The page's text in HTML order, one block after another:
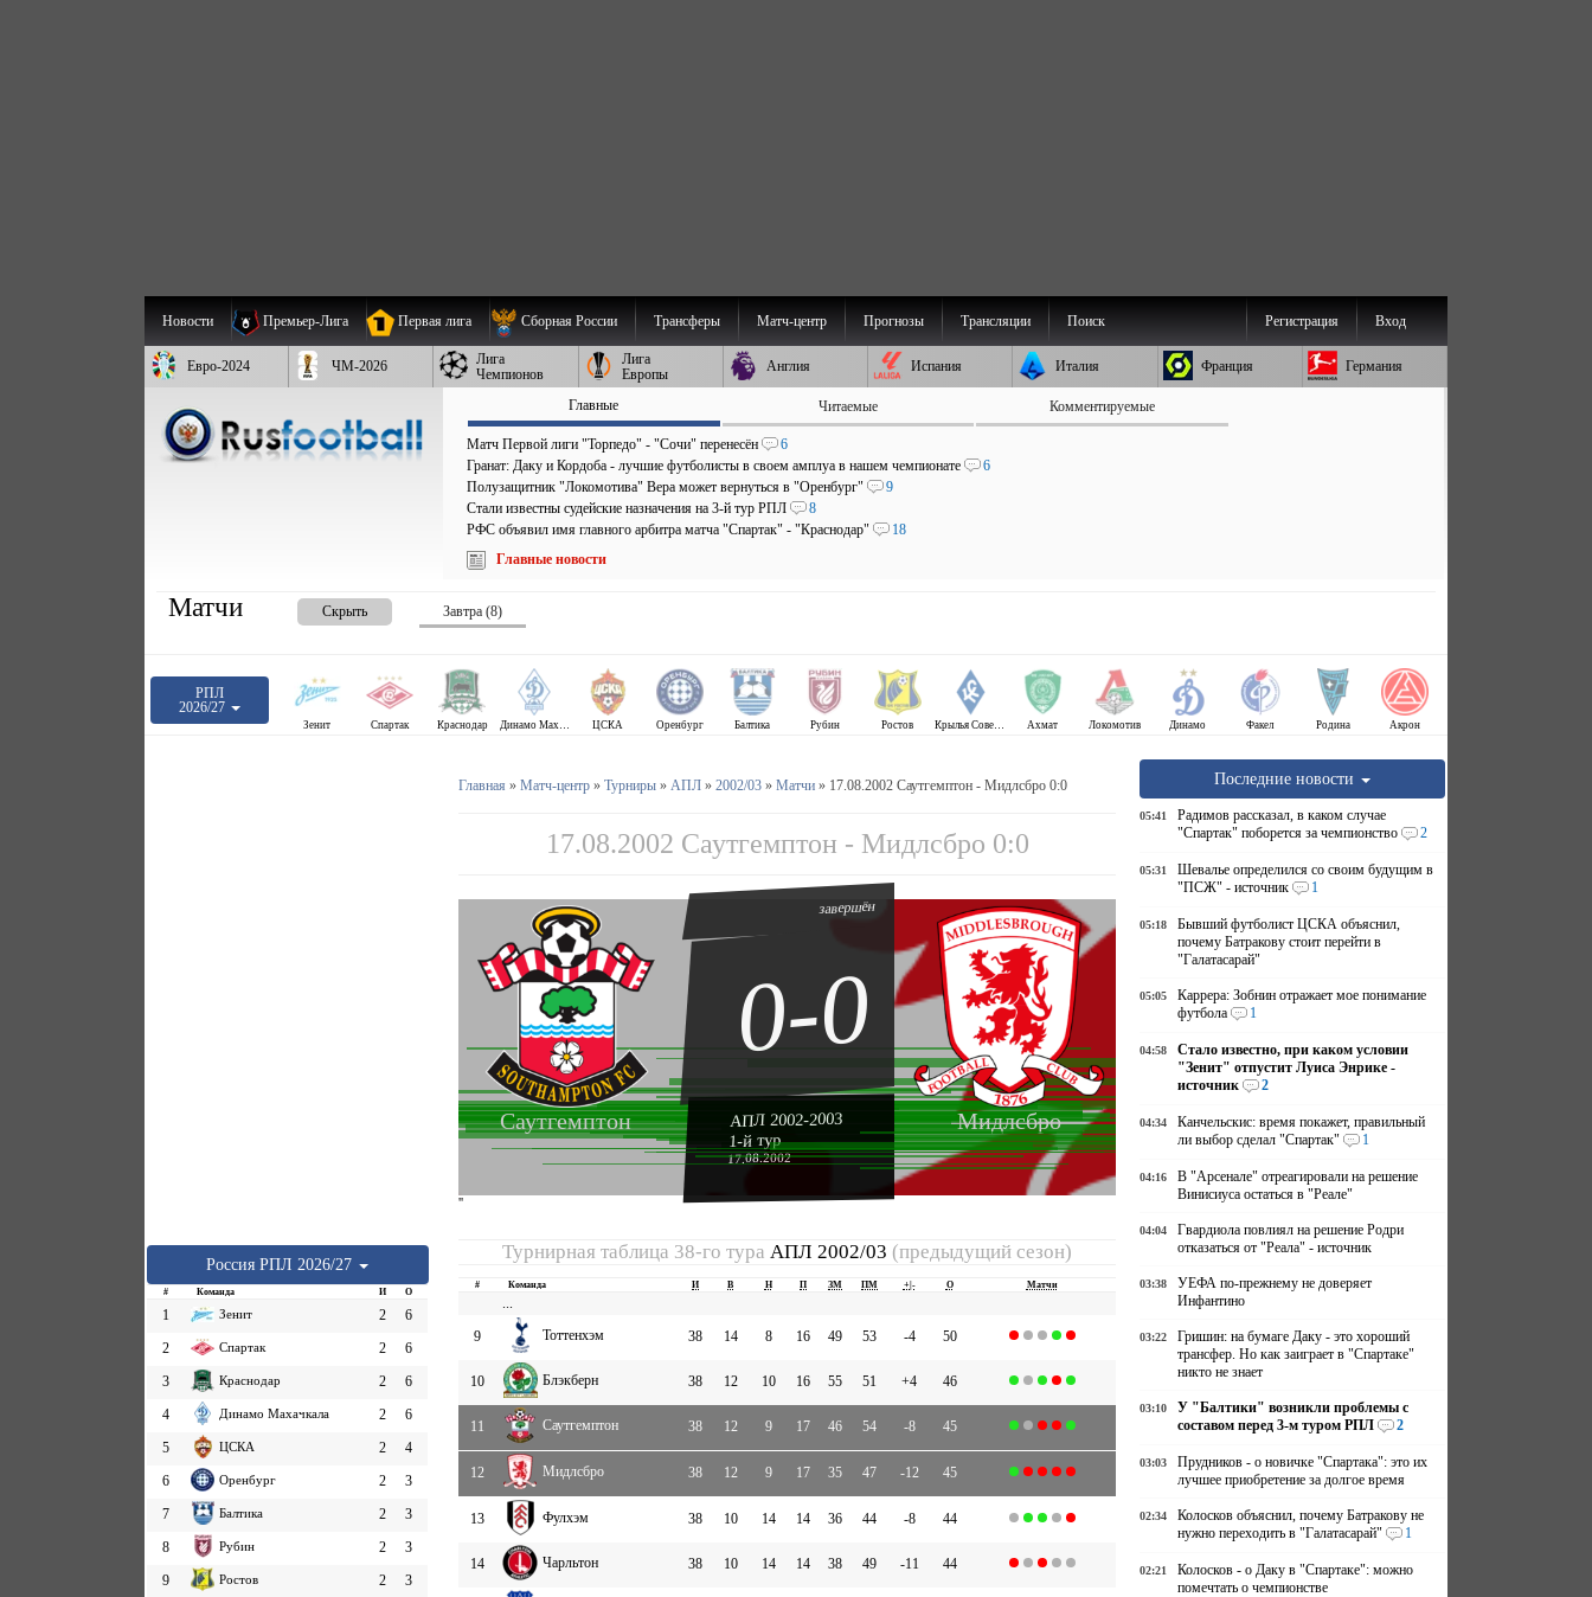
Новости Премьер-Лига Первая лига Сборная России Трансферы Матч-центр Прогнозы Трансляции Поиск Вход
Регистрация
Евро-2024 ЧМ-2026
Лига
Чемпионов
Лига
Европы
Англия Испания Италия Франция Германия
Главные Читаемые Комментируемые
Матч Первой лиги "Торпедо" - "Сочи" перенесён
6
Гранат: Даку и Кордоба - лучшие футболисты в своем амплуа в нашем чемпионате
6
Полузащитник "Локомотива" Вера может вернуться в "Оренбург"
9
Стали известны судейские назначения на 3-й тур РПЛ
8
РФС объявил имя главного арбитра матча "Спартак" - "Краснодар"
18
Главные новости
Матчи Скрыть Завтра (8)
РПЛ
2026/27
Зенит Спартак Краснодар Динамо Махачкала ЦСКА Оренбург Балтика Рубин Ростов Крылья Советов Ахмат Локомотив Динамо Факел Родина Акрон
Россия РПЛ 2026/27
# Команда И О
1 Зенит 2
6
2
Спартак 2
6
3
Краснодар 2
6
4
Динамо Махачкала 2
6
5
ЦСКА 2
4
6
Оренбург 2
3
7
Балтика 2
3
8
Рубин 2
3
9
Ростов 2
3
Главная » Матч-центр» Турниры» АПЛ» 2002/03» Матчи» 17.08.2002 Саутгемптон - Мидлсбро 0:0
17.08.2002 Саутгемптон - Мидлсбро 0:0
Саутгемптон Мидлсбро
завершён
0-0
АПЛ 2002-2003
1-й тур
17.08.2002
''
Турнирная таблица 38-го тураАПЛ 2002/03 (предыдущий сезон)
# Команда И В Н П ЗМ ПМ +|- О Матчи
...
9
Тоттенхэм 38 14 8 16 49 53 -4 50
10 Блэкберн 38 12 10 16 55 51 +4 46
11 Саутгемптон 38 12 9 17 46 54 -8 45
12 Мидлсбро 38 12 9 17 35 47 -12 45
13 Фулхэм 38 10 14 14 36 44 -8 44
14 Чарльтон 38 10 14 14 38 49 -11 44
Последние новости
05:41
Радимов рассказал, в каком случае
"Спартак" поборется за чемпионство
2
05:31
Шевалье определился со своим будущим в
"ПСЖ" - источник
1
05:18
Бывший футболист ЦСКА объяснил,
почему Батракову стоит перейти в
"Галатасарай"
05:05
Каррера: Зобнин отражает мое понимание
футбола
1
04:58
Стало известно, при каком условии
"Зенит" отпустит Луиса Энрике -
источник
2
04:34
Канчельскис: время покажет, правильный
ли выбор сделал "Спартак"
1
04:16
В "Арсенале" отреагировали на решение
Винисиуса остаться в "Реале"
04:04
Гвардиола повлиял на решение Родри
отказаться от "Реала" - источник
03:38
УЕФА по-прежнему не доверяет
Инфантино
03:22
Гришин: на бумаге Даку - это хороший
трансфер. Но как заиграет в "Спартаке"
никто не знает
03:10
У "Балтики" возникли проблемы с
составом перед 3-м туром РПЛ
2
03:03
Прудников - о новичке "Спартака": это их
лучшее приобретение за долгое время
02:34
Колосков объяснил, почему Батракову не
нужно переходить в "Галатасарай"
1
02:21
Колосков - о Даку в "Спартаке": можно
помечтать о чемпионстве